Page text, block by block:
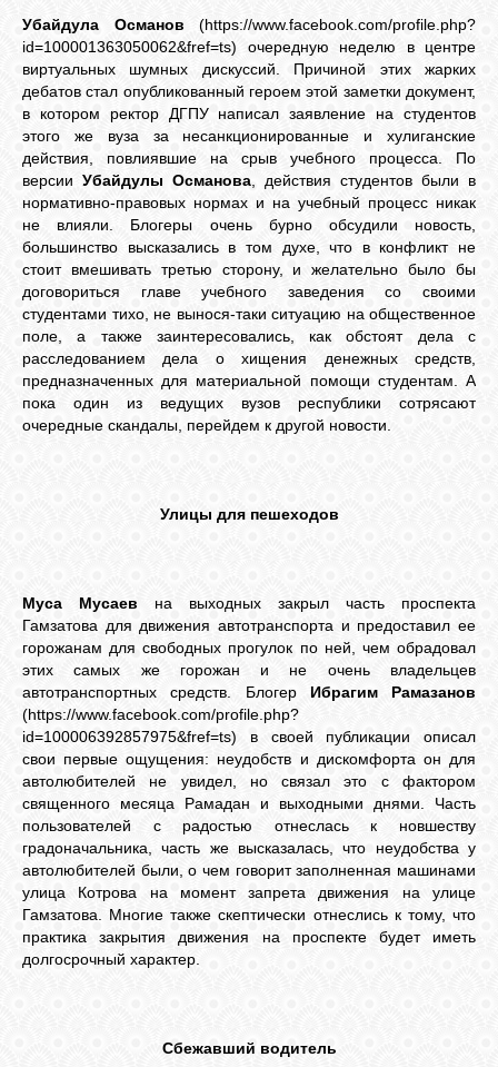
VK
GOOGLE+
TWITTER
Убайдула Османов (https://www.facebook.com/profile.php?
id=100001363050062&fref=ts) очередную неделю в центре
виртуальных шумных дискуссий. Причиной этих жарких
дебатов стал опубликованный героем этой заметки документ,
в котором ректор ДГПУ написал заявление на студентов
этого же вуза за несанкционированные и хулиганские
действия, повлиявшие на срыв учебного процесса. По
версии Убайдулы Османова , действия студентов были в
нормативно-правовых нормах и на учебный процесс никак
не влияли. Блогеры очень бурно обсудили новость,
большинство высказались в том духе, что в конфликт не
стоит вмешивать третью сторону, и желательно было бы
договориться главе учебного заведения со своими
студентами тихо, не вынося-таки ситуацию на общественное
поле, а также заинтересовались, как обстоят дела с
расследованием дела о хищения денежных средств,
предназначенных для материальной помощи студентам. А
пока один из ведущих вузов республики сотрясают
очередные скандалы, перейдем к другой новости.
Улицы для пешеходов
Муса Мусаев на выходных закрыл часть проспекта
Гамзатова для движения автотранспорта и предоставил ее
горожанам для свободных прогулок по ней, чем обрадовал
этих самых же горожан и не очень владельцев
автотранспортных средств. Блогер Ибрагим Рамазанов
(https://www.facebook.com/profile.php?
id=100006392857975&fref=ts) в своей публикации описал
свои первые ощущения: неудобств и дискомфорта он для
автолюбителей не увидел, но связал это с фактором
священного месяца Рамадан и выходными днями. Часть
пользователей с радостью отнеслась к новшеству
градоначальника, часть же высказалась, что неудобства у
автолюбителей были, о чем говорит заполненная машинами
улица Котрова на момент запрета движения на улице
Гамзатова. Многие также скептически отнеслись к тому, что
практика закрытия движения на проспекте будет иметь
долгосрочный характер.
Сбежавший водитель